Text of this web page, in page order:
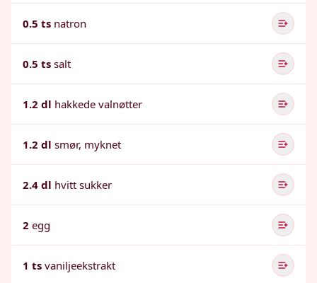
0.5 ts natron
0.5 ts salt
1.2 dl hakkede valnøtter
1.2 dl smør, myknet
2.4 dl hvitt sukker
2 egg
1 ts vaniljeekstrakt